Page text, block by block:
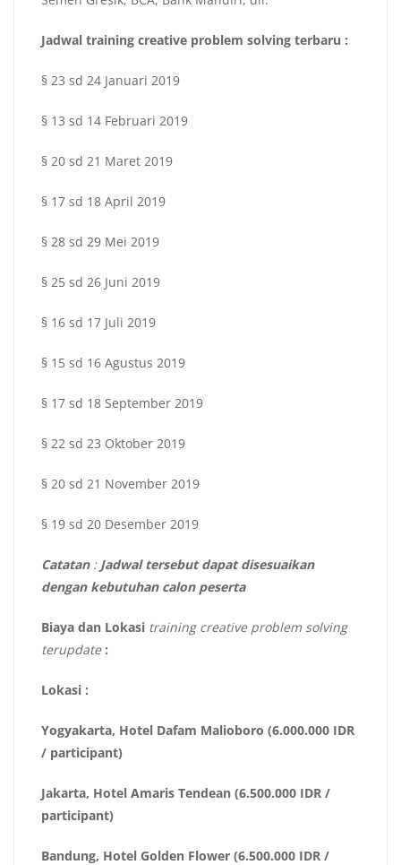
Jadwal training creative problem solving terbaru :
§ 23 sd 24 Januari 2019
§ 13 sd 14 Februari 2019
§ 20 sd 21 Maret 2019
§ 17 sd 18 April 2019
§ 28 sd 29 Mei 2019
§ 25 sd 26 Juni 2019
§ 16 sd 17 Juli 2019
§ 15 sd 16 Agustus 2019
§ 17 sd 18 September 2019
§ 22 sd 23 Oktober 2019
§ 20 sd 21 November 2019
§ 19 sd 20 Desember 2019
Catatan : Jadwal tersebut dapat disesuaikan
dengan kebutuhan calon peserta
Biaya dan Lokasi training creative problem solving
terupdate :
Lokasi :
Yogyakarta, Hotel Dafam Malioboro (6.000.000 IDR
/ participant)
Jakarta, Hotel Amaris Tendean (6.500.000 IDR /
participant)
Bandung, Hotel Golden Flower (6.500.000 IDR /